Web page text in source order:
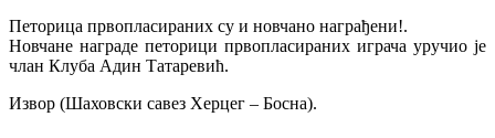
Петорица првопласираних су и новчано награђени!.
Новчане награде петорици првопласираних играча уручио је
члан Клуба Адин Татаревић.
Извор (Шаховски савез Херцег – Босна).